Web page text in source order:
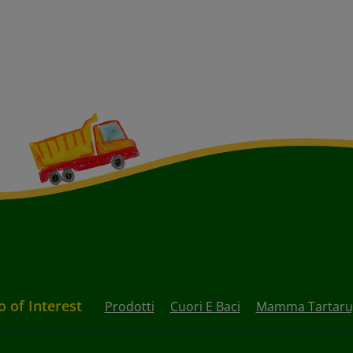
of Interest Prodotti Cuori E Baci Mamma